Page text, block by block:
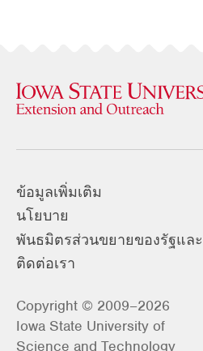
ข้อมูลเพิ่มเติม
นโยบาย
พันธมิตรส่วนขยายของรัฐแล
ติดต่อเรา
Copyright © 2009–2026
Iowa State University of
Science and Technology